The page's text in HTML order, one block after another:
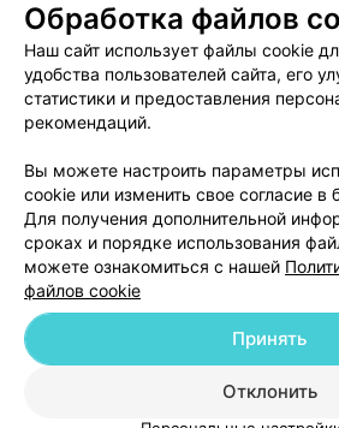
Пользовательское соглашение
Вакансии
Написать
Обработка персональных
© 2026 ООО «Артокс Лаб», УНП 191700409
|
Служба поддержки +375
Обработка файлов
Наш сайт использует файлы cookie
удобства пользователей сайта, его
статистики и предоставления
рекомендаций.
Вы можете настроить параметры
cookie или изменить свое согласие в
Для получения дополнительной
сроках и порядке использования
можете ознакомиться с нашей
файлов cookie
Отклонить
Принять